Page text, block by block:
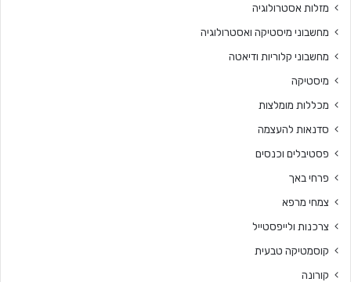
מזלות אסטרולוגיה
מחשבוני מיסטיקה ואסטרולוגיה
מחשבוני קלוריות ודיאטה
מיסטיקה
מכללות מומלצות
סדנאות להעצמה
פסטיבלים וכנסים
פרחי באך
צמחי מרפא
צרכנות ולייפסטייל
קוסמטיקה טבעית
קורונה